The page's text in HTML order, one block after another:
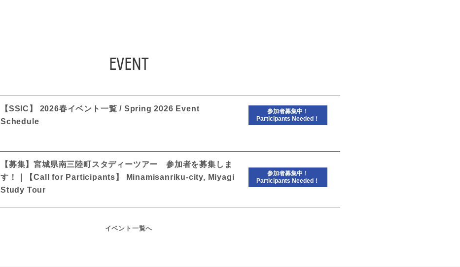
EVENT
【SSIC】 2026春イベント一覧 / Spring 2026 Event
Schedule
参加者募集中！
Participants Needed！
【募集】宮城県南三陸町スタディーツアー 参加者を募集しま
す！｜【Call for Participants】 Minamisanriku-city, Miyagi
Study Tour
参加者募集中！
Participants Needed！
イベント一覧へ